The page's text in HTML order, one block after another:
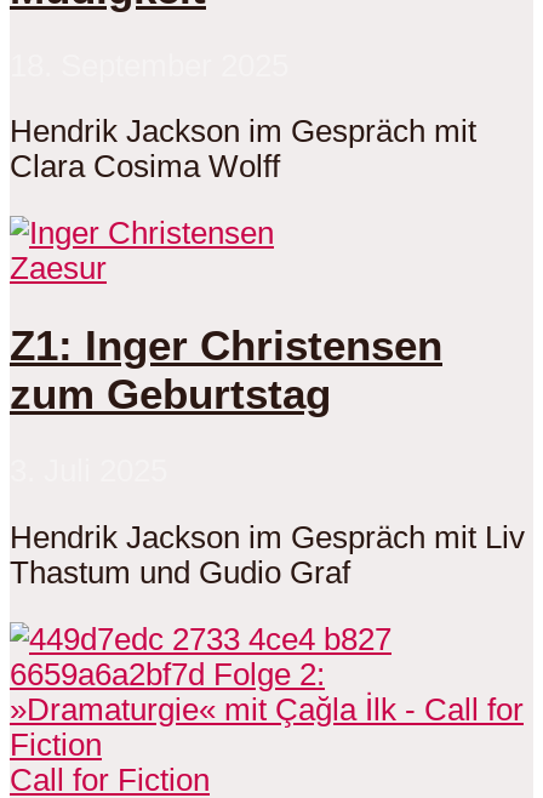
Hendrik Jackson im Gespräch mit
Clara Cosima Wolff
Zaesur
Z1: Inger Christensen
zum Geburtstag
Hendrik Jackson im Gespräch mit Liv
Thastum und Gudio Graf
Call for Fiction